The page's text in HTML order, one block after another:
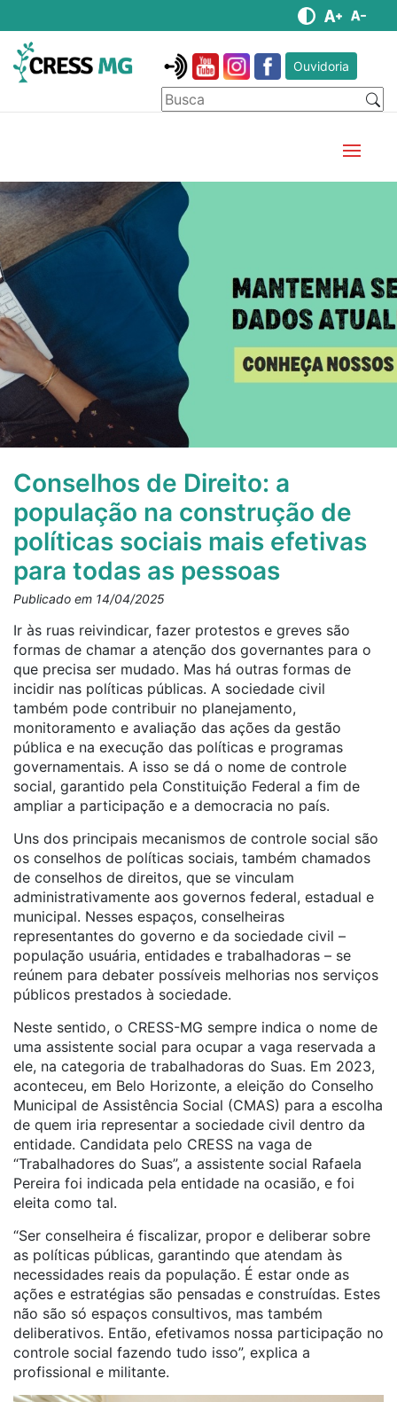
Ouvidoria
Conselhos de Direito: a
população na construção de
políticas sociais mais efetivas
para todas as pessoas
Publicado em 14/04/2025
Ir às ruas reivindicar, fazer protestos e greves são
formas de chamar a atenção dos governantes para o
que precisa ser mudado. Mas há outras formas de
incidir nas políticas públicas. A sociedade civil
também pode contribuir no planejamento,
monitoramento e avaliação das ações da gestão
pública e na execução das políticas e programas
governamentais. A isso se dá o nome de controle
social, garantido pela Constituição Federal a fim de
ampliar a participação e a democracia no país.
Uns dos principais mecanismos de controle social são
os conselhos de políticas sociais, também chamados
de conselhos de direitos, que se vinculam
administrativamente aos governos federal, estadual e
municipal. Nesses espaços, conselheiras
representantes do governo e da sociedade civil –
população usuária, entidades e trabalhadoras – se
reúnem para debater possíveis melhorias nos serviços
públicos prestados à sociedade.
Neste sentido, o CRESS-MG sempre indica o nome de
uma assistente social para ocupar a vaga reservada a
ele, na categoria de trabalhadoras do Suas. Em 2023,
aconteceu, em Belo Horizonte, a eleição do Conselho
Municipal de Assistência Social (CMAS) para a escolha
de quem iria representar a sociedade civil dentro da
entidade. Candidata pelo CRESS na vaga de
“Trabalhadores do Suas”, a assistente social Rafaela
Pereira foi indicada pela entidade na ocasião, e foi
eleita como tal.
“Ser conselheira é fiscalizar, propor e deliberar sobre
as políticas públicas, garantindo que atendam às
necessidades reais da população. É estar onde as
ações e estratégias são pensadas e construídas. Estes
não são só espaços consultivos, mas também
deliberativos. Então, efetivamos nossa participação no
controle social fazendo tudo isso”, explica a
profissional e militante.